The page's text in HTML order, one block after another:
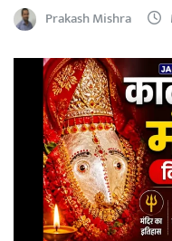
Prakash Mishra